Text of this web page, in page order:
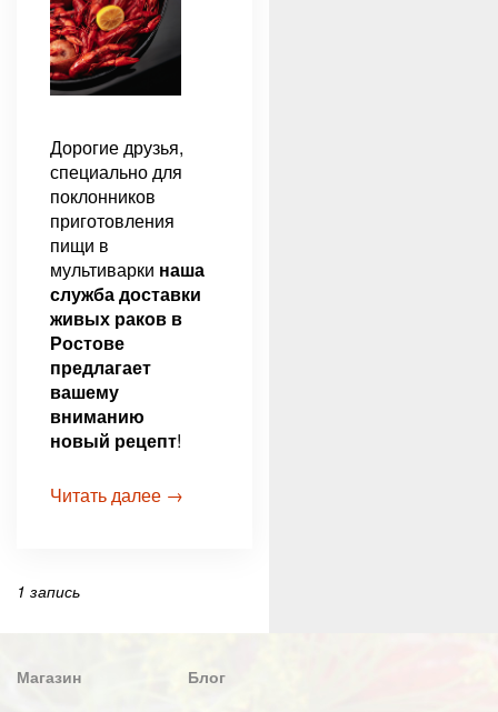
Дорогие друзья,
специально для
поклонников
приготовления
пищи в
мультиварки наша
служба доставки
живых раков в
Ростове
предлагает
вашему
вниманию
новый рецепт!
Читать далее →
1 запись
Магазин Блог